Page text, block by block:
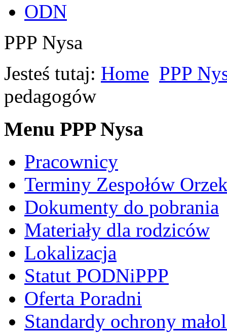
ODN
PPP Nysa
Jesteś tutaj: Home PPP
pedagogów
Menu PPP Nysa
Pracownicy
Terminy Zespołów
Dokumenty do pobrania
Materiały dla rodziców
Lokalizacja
Statut PODNiPPP
Oferta Poradni
Standardy ochrony